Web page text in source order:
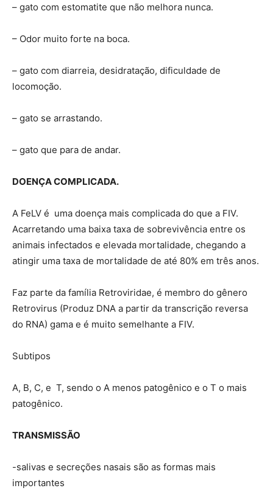
– gato com estomatite que não melhora nunca.
– Odor muito forte na boca.
– gato com diarreia, desidratação, dificuldade de
locomoção.
– gato se arrastando.
– gato que para de andar.
DOENÇA COMPLICADA.
A FeLV é uma doença mais complicada do que a FIV.
Acarretando uma baixa taxa de sobrevivência entre os
animais infectados e elevada mortalidade, chegando a
atingir uma taxa de mortalidade de até 80% em três anos.
Faz parte da família Retroviridae, é membro do gênero
Retrovirus (Produz DNA a partir da transcrição reversa
do RNA) gama e é muito semelhante a FIV.
Subtipos
A, B, C, e T, sendo o A menos patogênico e o T o mais
patogênico.
TRANSMISSÃO
-salivas e secreções nasais são as formas mais
importantes